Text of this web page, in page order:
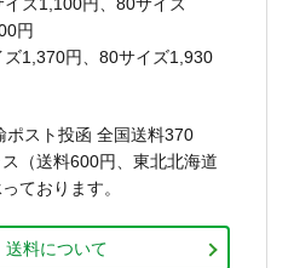
円
1,370円、80サイズ1,930
スト投函 全国送料370
（送料600円、東北北海道
ております。
送料について